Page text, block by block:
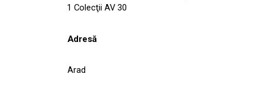
1 Colecţii AV 30
Adresă
Arad